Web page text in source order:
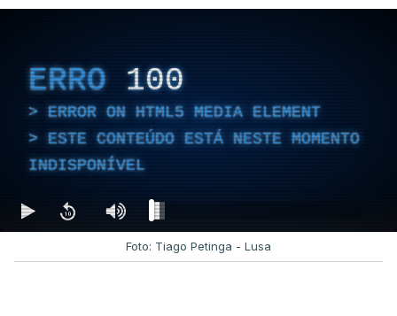
ERRO 100
ERROR ON HTML5 MEDIA ELEMENT
ESTE CONTEÚDO ESTÁ NESTE MOMENTO
INDISPONÍVEL
Foto: Tiago Petinga - Lusa